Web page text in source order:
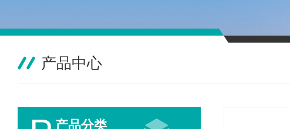
产品中心
产品分类